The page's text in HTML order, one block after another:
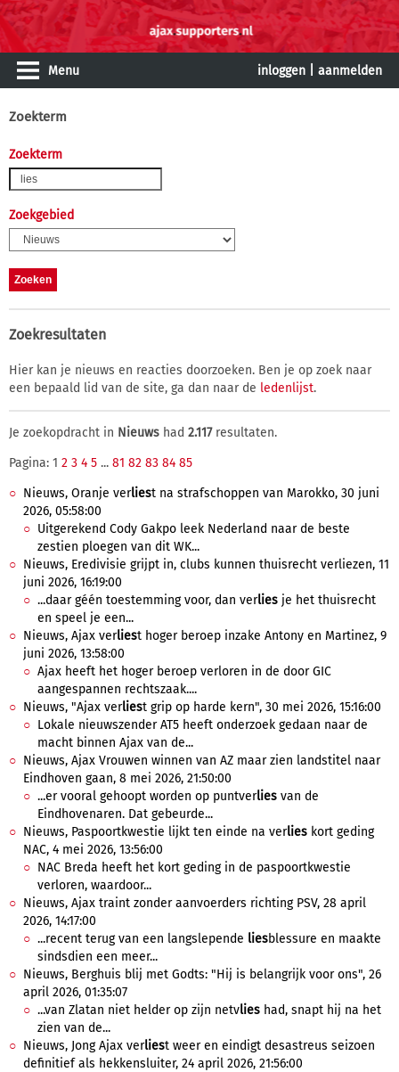
Menu inloggen aanmelden
Zoekterm
Zoekterm
Zoekgebied
Zoekresultaten
Hier kan je nieuws en reacties doorzoeken. Ben je op zoek naar
een bepaald lid van de site, ga dan naar de ledenlijst.
Je zoekopdracht in Nieuws had 2.117resultaten.
Pagina: 1 2 3 4 5 ... 81 82 83 84 85
Nieuws, Oranje verliest na strafschoppen van Marokko, 30 juni
2026, 05:58:00
Uitgerekend Cody Gakpo leek Nederland naar de beste
zestien ploegen van dit WK...
Nieuws, Eredivisie grijpt in, clubs kunnen thuisrecht verliezen, 11
juni 2026, 16:19:00
...daar géén toestemming voor, dan verlies je het thuisrecht
en speel je een...
Nieuws, Ajax verliest hoger beroep inzake Antony en Martinez, 9
juni 2026, 13:58:00
Ajax heeft het hoger beroep verloren in de door GIC
aangespannen rechtszaak....
Nieuws, "Ajax verliest grip op harde kern", 30 mei 2026, 15:16:00
Lokale nieuwszender AT5 heeft onderzoek gedaan naar de
macht binnen Ajax van de...
Nieuws, Ajax Vrouwen winnen van AZ maar zien landstitel naar
Eindhoven gaan, 8 mei 2026, 21:50:00
...er vooral gehoopt worden op puntverlies van de
Eindhovenaren. Dat gebeurde...
Nieuws, Paspoortkwestie lijkt ten einde na verlies kort geding
NAC, 4 mei 2026, 13:56:00
NAC Breda heeft het kort geding in de paspoortkwestie
verloren, waardoor...
Nieuws, Ajax traint zonder aanvoerders richting PSV, 28 april
2026, 14:17:00
...recent terug van een langslepende liesblessure en maakte
sindsdien een meer...
Nieuws, Berghuis blij met Godts: "Hij is belangrijk voor ons", 26
april 2026, 01:35:07
...van Zlatan niet helder op zijn netvlies had, snapt hij na het
zien van de...
Nieuws, Jong Ajax verliest weer en eindigt desastreus seizoen
definitief als hekkensluiter, 24 april 2026, 21:56:00